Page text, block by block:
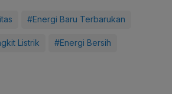
#Energi Baru Terbarukan
Listrik #Energi Bersih